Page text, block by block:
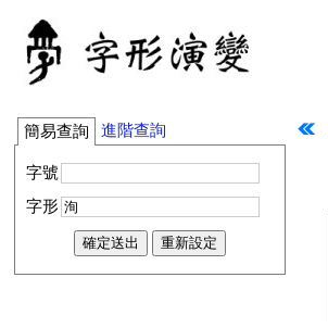
簡易查詢 進階查詢
字號
字形